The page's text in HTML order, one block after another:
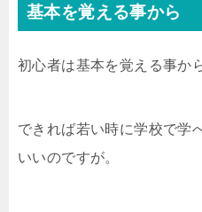
基本を覚える事から
初心者は基本を覚える事か
できれば若い時に学校で学
いいのですが。